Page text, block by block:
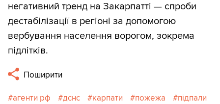
негативний тренд на Закарпатті — спроби
дестабілізації в регіоні за допомогою
вербування населення ворогом, зокрема
підлітків.
Поширити
агенти рф дснс карпати пожежа підпали